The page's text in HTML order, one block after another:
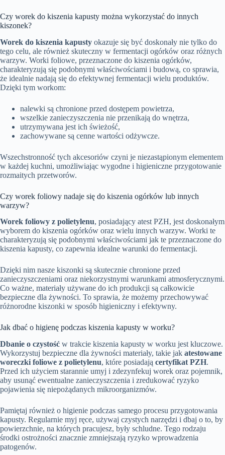
Czy worek do kiszenia kapusty można wykorzystać do innych
kiszonek?
Worek do kiszenia kapusty okazuje się być doskonały nie tylko do
tego celu, ale również skuteczny w fermentacji ogórków oraz różnych
warzyw. Worki foliowe, przeznaczone do kiszenia ogórków,
charakteryzują się podobnymi właściwościami i budową, co sprawia,
że idealnie nadają się do efektywnej fermentacji wielu produktów.
Dzięki tym workom:
nalewki są chronione przed dostępem powietrza,
wszelkie zanieczyszczenia nie przenikają do wnętrza,
utrzymywana jest ich świeżość,
zachowywane są cenne wartości odżywcze.
Wszechstronność tych akcesoriów czyni je niezastąpionym elementem
w każdej kuchni, umożliwiając wygodne i higieniczne przygotowanie
rozmaitych przetworów.
Czy worek foliowy nadaje się do kiszenia ogórków lub innych
warzyw?
Worek foliowy z polietylenu, posiadający atest PZH, jest doskonałym
wyborem do kiszenia ogórków oraz wielu innych warzyw. Worki te
charakteryzują się podobnymi właściwościami jak te przeznaczone do
kiszenia kapusty, co zapewnia idealne warunki do fermentacji.
Dzięki nim nasze kiszonki są skutecznie chronione przed
zanieczyszczeniami oraz niekorzystnymi warunkami atmosferycznymi.
Co ważne, materiały używane do ich produkcji są całkowicie
bezpieczne dla żywności. To sprawia, że możemy przechowywać
różnorodne kiszonki w sposób higieniczny i efektywny.
Jak dbać o higienę podczas kiszenia kapusty w worku?
Dbanie o czystość w trakcie kiszenia kapusty w worku jest kluczowe.
Wykorzystuj bezpieczne dla żywności materiały, takie jak atestowane
woreczki foliowe z polietylenu, które posiadają certyfikat PZH.
Przed ich użyciem starannie umyj i zdezynfekuj worek oraz pojemnik,
aby usunąć ewentualne zanieczyszczenia i zredukować ryzyko
pojawienia się niepożądanych mikroorganizmów.
Pamiętaj również o higienie podczas samego procesu przygotowania
kapusty. Regularnie myj ręce, używaj czystych narzędzi i dbaj o to, by
powierzchnie, na których pracujesz, były schludne. Tego rodzaju
środki ostrożności znacznie zmniejszają ryzyko wprowadzenia
patogenów.